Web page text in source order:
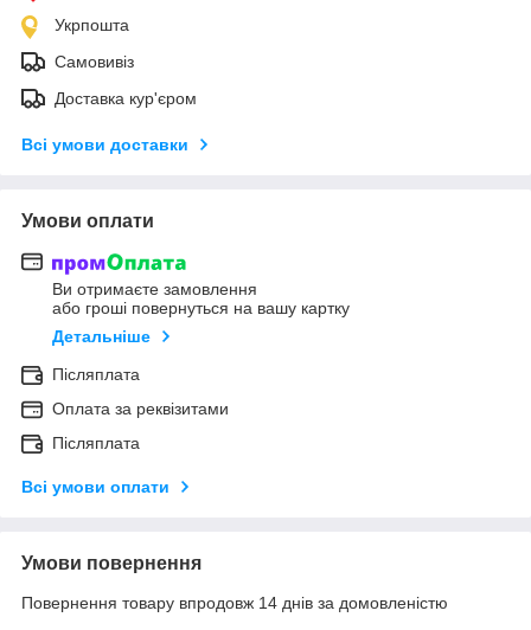
Укрпошта
Самовивіз
Доставка кур'єром
Всі умови доставки
Умови оплати
Ви отримаєте замовлення
або гроші повернуться на вашу картку
Детальніше
Післяплата
Оплата за реквізитами
Післяплата
Всі умови оплати
Умови повернення
Повернення товару впродовж 14 днів за домовленістю